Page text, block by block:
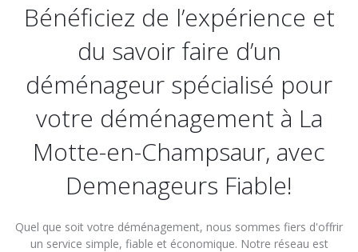
Bénéficiez de l’expérience et
du savoir faire d’un
déménageur spécialisé pour
votre déménagement à La
Motte-en-Champsaur, avec
Demenageurs Fiable!
Quel que soit votre déménagement, nous sommes fiers d'offrir
un service simple, fiable et économique. Notre réseau est